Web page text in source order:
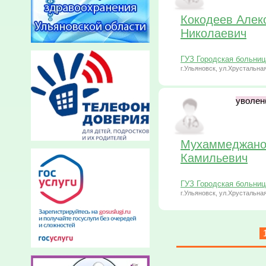
Кокодеев
Николаевич
ГУЗ Городская
г.Ульяновск,
Камильевич
ГУЗ Городская
г.Ульяновск,